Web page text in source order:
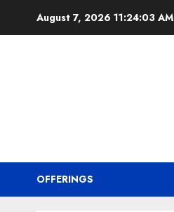
August 7, 2026 11:24:04 AM
OFFERINGS